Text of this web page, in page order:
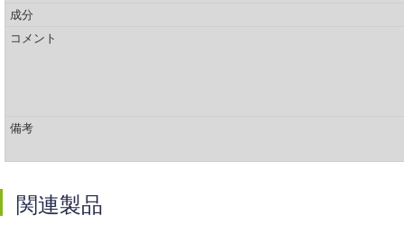
成分
コメント
備考
関連製品